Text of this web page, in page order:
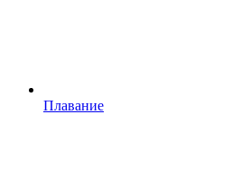
Плавание